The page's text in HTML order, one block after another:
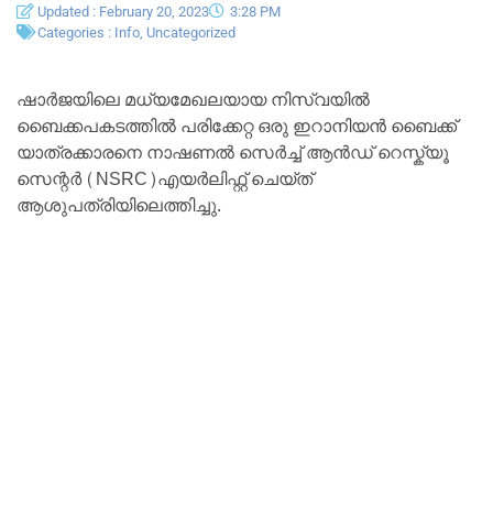
Updated : February 20, 2023
3:28 PM
Categories : Info Uncategorized
ഷാർജയിലെ മധ്യമേഖലയായ നിസ്വയിൽ
ബൈക്കപകടത്തിൽ പരിക്കേറ്റ ഒരു ഇറാനിയൻ ബൈക്ക്
യാത്രക്കാരനെ നാഷണൽ സെർച്ച് ആൻഡ് റെസ്ക്യൂ
സെന്റർ (NSRC)എയർലിഫ്റ്റ് ചെയ്ത്
ആശുപത്രിയിലെത്തിച്ചു.